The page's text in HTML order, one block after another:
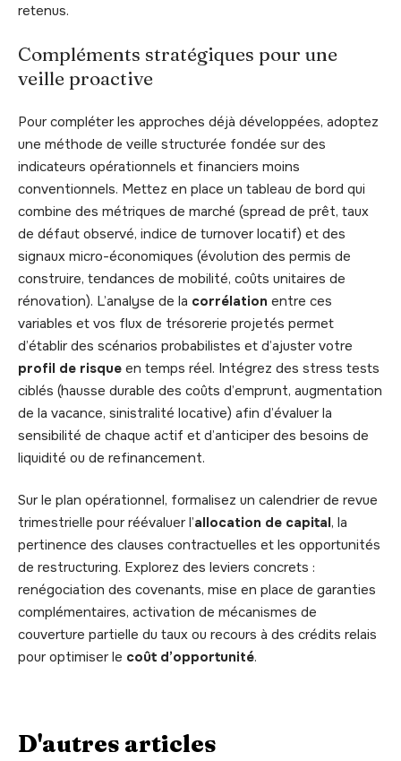
retenus.
Compléments stratégiques pour une
veille proactive
Pour compléter les approches déjà développées, adoptez
une méthode de veille structurée fondée sur des
indicateurs opérationnels et financiers moins
conventionnels. Mettez en place un tableau de bord qui
combine des métriques de marché (spread de prêt, taux
de défaut observé, indice de turnover locatif) et des
signaux micro-économiques (évolution des permis de
construire, tendances de mobilité, coûts unitaires de
rénovation). L’analyse de la corrélation entre ces
variables et vos flux de trésorerie projetés permet
d’établir des scénarios probabilistes et d’ajuster votre
profil de risque en temps réel. Intégrez des stress tests
ciblés (hausse durable des coûts d’emprunt, augmentation
de la vacance, sinistralité locative) afin d’évaluer la
sensibilité de chaque actif et d’anticiper des besoins de
liquidité ou de refinancement.
Sur le plan opérationnel, formalisez un calendrier de revue
trimestrielle pour réévaluer l’allocation de capital, la
pertinence des clauses contractuelles et les opportunités
de restructuring. Explorez des leviers concrets :
renégociation des covenants, mise en place de garanties
complémentaires, activation de mécanismes de
couverture partielle du taux ou recours à des crédits relais
pour optimiser le coût d’opportunité.
D'autres articles